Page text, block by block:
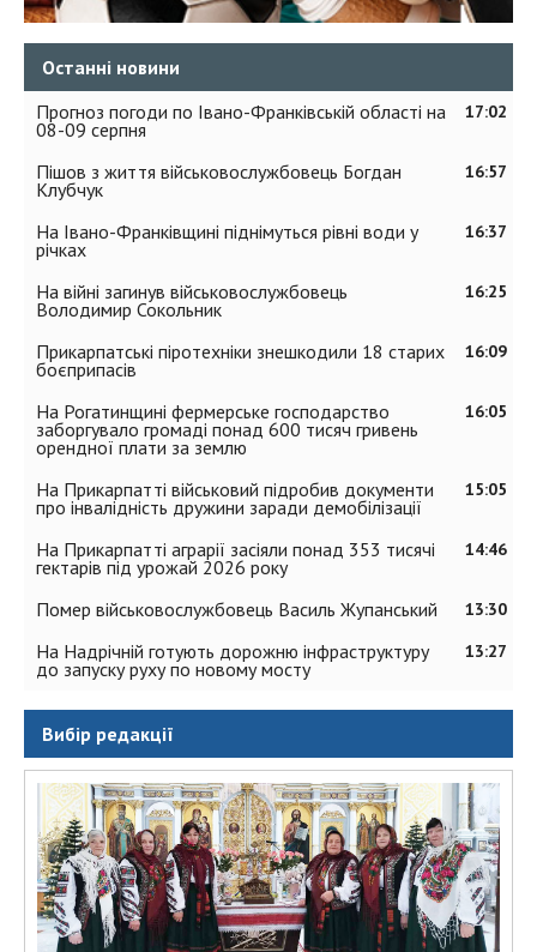
Останні новини
17:02
Прогноз погоди по Івано-Франківській області на
08-09 серпня
16:57
Пішов з життя військовослужбовець Богдан
Клубчук
16:37
На Івано-Франківщині піднімуться рівні води у
річках
16:25
На війні загинув військовослужбовець
Володимир Сокольник
16:09
Прикарпатські піротехніки знешкодили 18 старих
боєприпасів
16:05
На Рогатинщині фермерське господарство
заборгувало громаді понад 600 тисяч гривень
орендної плати за землю
15:05
На Прикарпатті військовий підробив документи
про інвалідність дружини заради демобілізації
14:46
На Прикарпатті аграрії засіяли понад 353 тисячі
гектарів під урожай 2026 року
13:30
Помер військовослужбовець Василь Жупанський
13:27
На Надрічній готують дорожню інфраструктуру
до запуску руху по новому мосту
Вибір редакції